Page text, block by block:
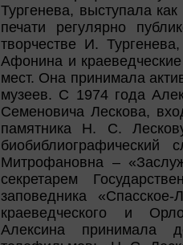
Тургенева, выступала
печати регулярно
творчестве И.
Афонина и
мест. Она принимала
музеев. С 1974 года
Семеновича Лескова,
памятника Н. С.
биобиблиографический
Митрофановна –
секретарем
заповедника
краеведческого и
Алексина принимала